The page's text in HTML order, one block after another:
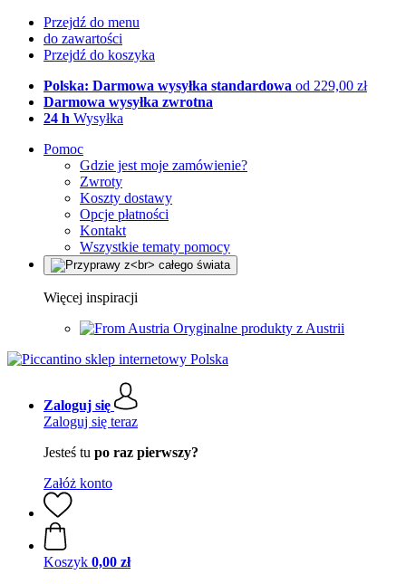
Przejdź do menu
do zawartości
Przejdź do koszyka
Polska: Darmowa wysyłka standardowa od 229,00 zł
Darmowa wysyłka zwrotna
24 h Wysyłka
Pomoc
Gdzie jest moje zamówienie?
Zwroty
Koszty dostawy
Opcje płatności
Kontakt
Wszystkie tematy pomocy
Więcej inspiracji
Oryginalne produkty z Austrii
Zaloguj się
Zaloguj się teraz
Jesteś tu po raz pierwszy?
Załóż konto
Koszyk 0,00 zł